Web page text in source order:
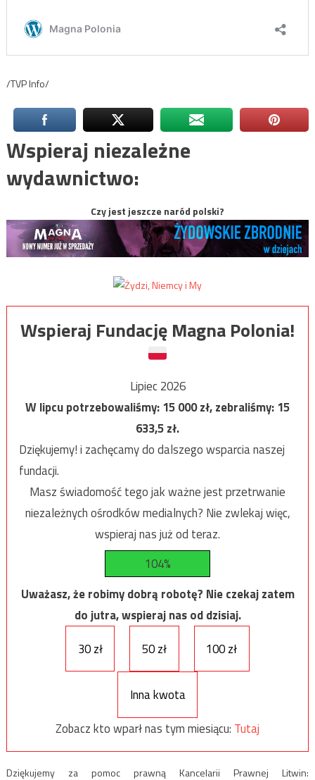
/TVP Info/
Wspieraj niezależne
wydawnictwo:
Czy jest jeszcze naród polski?
Wspieraj Fundację Magna Polonia!
Lipiec 2026
W lipcu potrzebowaliśmy:15 000zł, zebraliśmy:15
633,5zł.
Dziękujemy! i zachęcamy do dalszego wsparcia naszej
fundacji.
Masz świadomość tego jak ważne jest przetrwanie
niezależnych ośrodków medialnych? Nie zwlekaj więc,
wspieraj nas już od teraz.
104%
Uważasz, że robimy dobrą robotę? Nie czekaj zatem
do jutra, wspieraj nas od dzisiaj.
30 zł
50 zł 100 zł
Inna kwota
Zobacz kto wparł nas tym miesiącu: Tutaj
Dziękujemy za pomoc prawną Kancelarii Prawnej Litwin: